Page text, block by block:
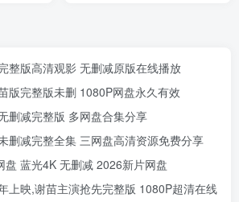
整版高清观影 无删减原版在线播放
版完整版未删 1080P网盘永久有效
删减完整版 多网盘合集分享
删减完整全集 三网盘高清资源免费分享
盘 蓝光4K 无删减 2026新片网盘
上映,谢苗主演抢先完整版 1080P超清在线